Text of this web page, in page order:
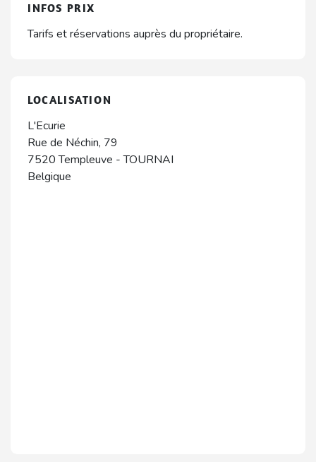
INFOS PRIX
Tarifs et réservations auprès du propriétaire.
LOCALISATION
L'Ecurie
Rue de Néchin, 79
7520 Templeuve -TOURNAI
Belgique